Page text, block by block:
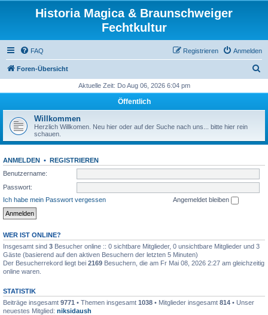
Historia Magica & Braunschweiger
Fechtkultur
FAQ Anmelden
Registrieren
Foren-Übersicht
h
Aktuelle Zeit: Do Aug 06, 2026 6:04 pm
Öffentlich
Willkommen
Herzlich Willkomen. Neu hier oder auf der Suche nach uns... bitte hier rein
schauen.
ANMELDEN • REGISTRIEREN
Benutzername:
Passwort:
Ich habe mein Passwort vergessen
Angemeldet bleiben
WER IST ONLINE?
Insgesamt sind 3 Besucher online :: 0 sichtbare Mitglieder, 0 unsichtbare Mitglieder und 3
Gäste (basierend auf den aktiven Besuchern der letzten 5 Minuten)
Der Besucherrekord liegt bei 2169 Besuchern, die am Fr Mai 08, 2026 2:27 am gleichzeitig
online waren.
STATISTIK
Beiträge insgesamt 9771 • Themen insgesamt 1038 • Mitglieder insgesamt 814 • Unser
neuestes Mitglied: niksidaush